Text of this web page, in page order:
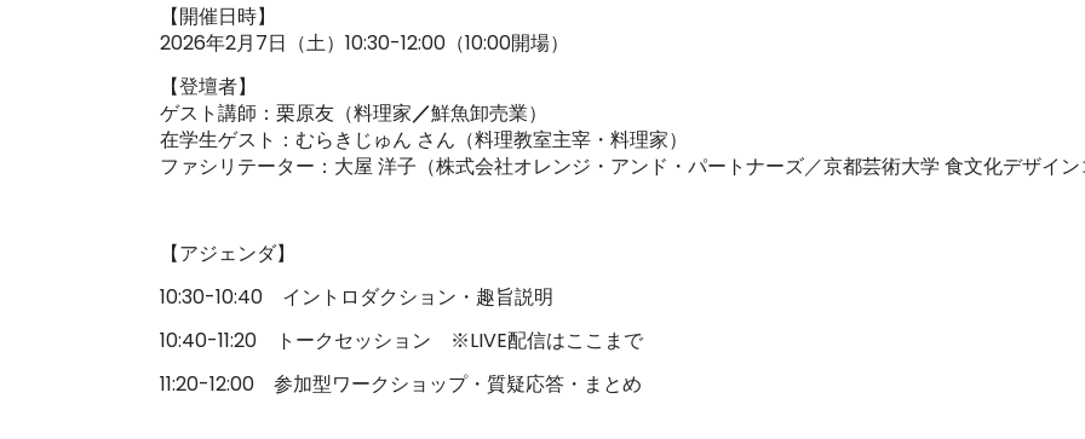
【開催日時】
2026年2月7日（土）10:30-12:00（10:00開場）
【登壇者】
ゲスト講師：栗原友（料理家／鮮魚卸売業）
在学生ゲスト：むらきじゅん さん（料理教室主宰・料理家）
ファシリテーター：大屋 洋子（株式会社オレンジ・アンド・パートナーズ／京都芸術大学 食文化デザイン
【アジェンダ】
10:30-10:40 イントロダクション・趣旨説明
10:40-11:20 トークセッション ※LIVE配信はここまで
11:20-12:00 参加型ワークショップ・質疑応答・まとめ